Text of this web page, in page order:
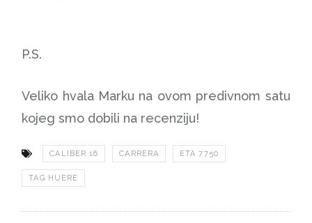
P.S.
Veliko hvala Marku na ovom predivnom satu
kojeg smo dobili na recenziju!
CALIBER 16 CARRERA ETA 7750
TAG HUERE